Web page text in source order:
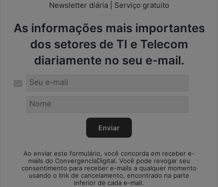
Newsletter diária | Serviço gratuito
As informações mais importantes
dos setores de TI e Telecom
diariamente no seu e-mail.
Ao enviar este formulário, você concorda em receber e-
mails do ConvergenciaDigital. Você pode revogar seu
consentimento para receber e-mails a qualquer momento
usando o link de cancelamento, encontrado na parte
inferior de cada e-mail.